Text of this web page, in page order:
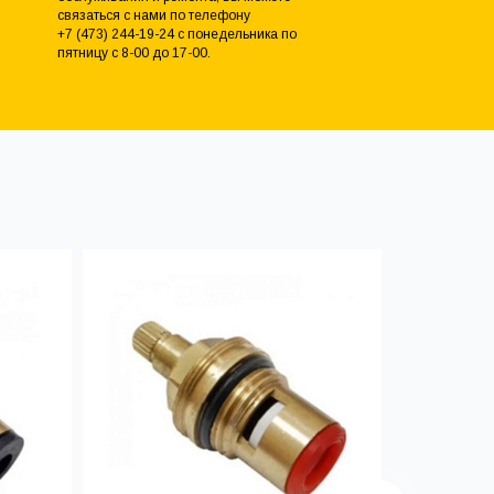
связаться с нами по телефону
+7 (473) 244-19-24 с понедельника по
пятницу с 8-00 до 17-00.